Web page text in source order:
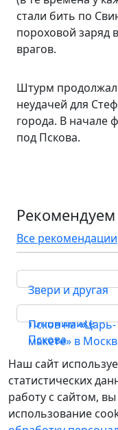
стали бить по
пороховой заряд
врагов.
Штурм
неудачей для
города. В начале
под Пскова.
Рекомендуем
Все рекомендации
Звери и другая
живность в
топонимике
Пскова
Псков на «Царь-
макете» в
Наш сайт
статистических
работу с сайтом,
использование